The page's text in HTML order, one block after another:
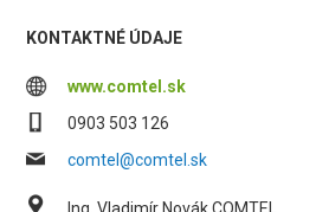
KONTAKTNÉ ÚDAJE
www.comtel.sk
0903 503 126
comtel@comtel.sk